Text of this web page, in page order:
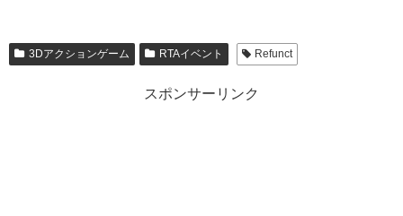
3Dアクションゲーム RTAイベント Refunct
スポンサーリンク